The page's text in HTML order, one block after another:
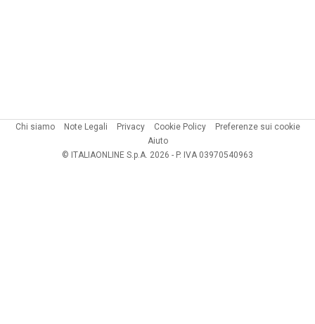
Chi siamo Note Legali Privacy Cookie Policy
Preferenze sui cookie
Aiuto
© ITALIAONLINE S.p.A. 2026 - P. IVA 03970540963